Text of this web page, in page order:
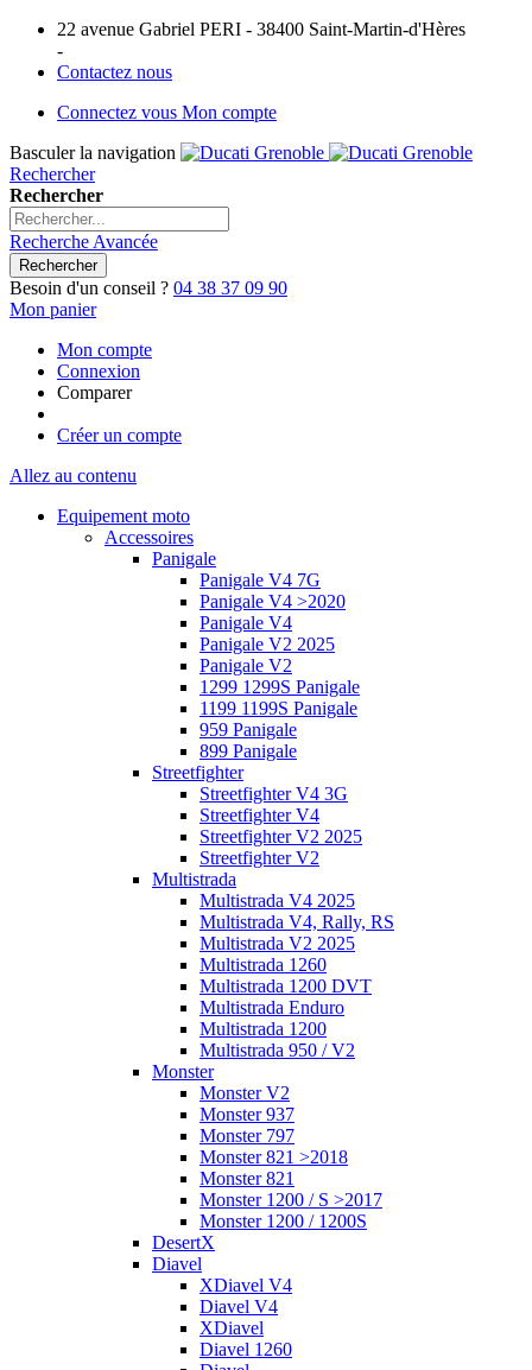
22 avenue Gabriel PERI - 38400 Saint-Martin-d'Hères
-
Contactez nous
Connectez vous Mon compte
Basculer la navigation
Rechercher
Rechercher
Recherche Avancée
Rechercher
Besoin d'un conseil ? 04 38 37 09 90
Mon panier
Mon compte
Connexion
Comparer
Créer un compte
Allez au contenu
Equipement moto
Accessoires
Panigale
Panigale V4 7G
Panigale V4 >2020
Panigale V4
Panigale V2 2025
Panigale V2
1299 1299S Panigale
1199 1199S Panigale
959 Panigale
899 Panigale
Streetfighter
Streetfighter V4 3G
Streetfighter V4
Streetfighter V2 2025
Streetfighter V2
Multistrada
Multistrada V4 2025
Multistrada V4, Rally, RS
Multistrada V2 2025
Multistrada 1260
Multistrada 1200 DVT
Multistrada Enduro
Multistrada 1200
Multistrada 950 / V2
Monster
Monster V2
Monster 937
Monster 797
Monster 821 >2018
Monster 821
Monster 1200 / S >2017
Monster 1200 / 1200S
DesertX
Diavel
XDiavel V4
Diavel V4
XDiavel
Diavel 1260